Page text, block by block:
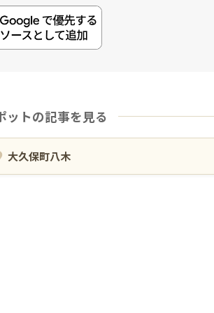
ットの記事を見る
大久保町八木